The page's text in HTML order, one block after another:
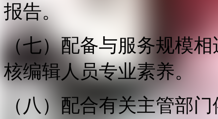
报告。
（七）配备与服务规模
核编辑人员专业素养。
（八）配合有关主管部